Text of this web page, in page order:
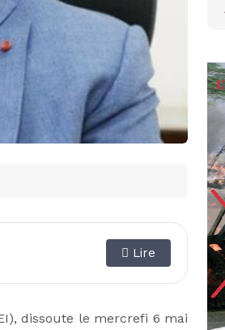
Lire
dissoute le mercrefi 6 mai